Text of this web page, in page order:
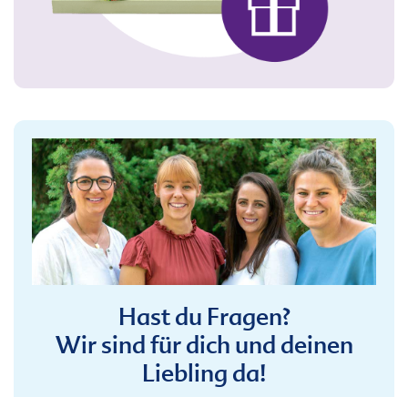
Hast du Fragen?
Wir sind für dich und deinen
Liebling da!